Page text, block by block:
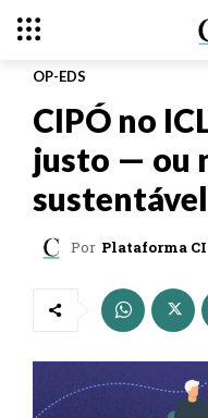
OP-EDS
CIPÓ no
justo — ou
sustentável
Por Plataforma